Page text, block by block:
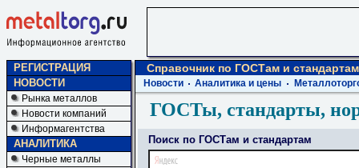
РЕГИСТРАЦИЯ
НОВОСТИ
Рынка металлов
Новости компаний
Информагентства
АНАЛИТИКА
Черные металлы
Справочник по ГОСТам и стандартам
Новости Аналитика и цены
ГОСТы, стандарты,
Поиск по ГОСТам и стандартам